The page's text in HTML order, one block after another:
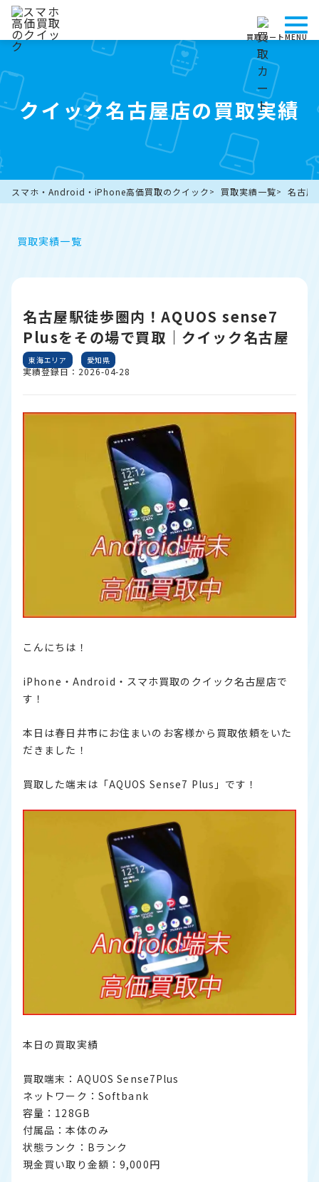
買取カートMENU
クイック名古屋店の買取実績
スマホ・Android・iPhone高価買取のクイック 買取実績一覧 名古屋
買取実績一覧
名古屋駅徒歩圏内！AQUOS sense7
Plusをその場で買取｜クイック名古屋
東海エリア 愛知県
実績登録日：2026-04-28
こんにちは！
iPhone・Android・スマホ買取のクイック名古屋店で
す！
本日は春日井市にお住まいのお客様から買取依頼をいた
だきました！
買取した端末は「AQUOS Sense7 Plus」です！
本日の買取実績
買取端末：AQUOS Sense7Plus
ネットワーク：Softbank
容量：128GB
付属品：本体のみ
状態ランク：Bランク
現金買い取り金額：9,000円